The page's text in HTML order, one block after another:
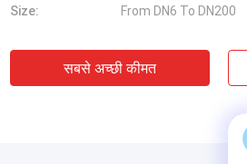
Size:
From DN6 To DN200
सबसे अच्छी कीमत